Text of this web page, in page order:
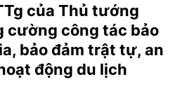
của Thủ tướng
cường công tác bảo
bảo đảm trật tự, an
động du lịch